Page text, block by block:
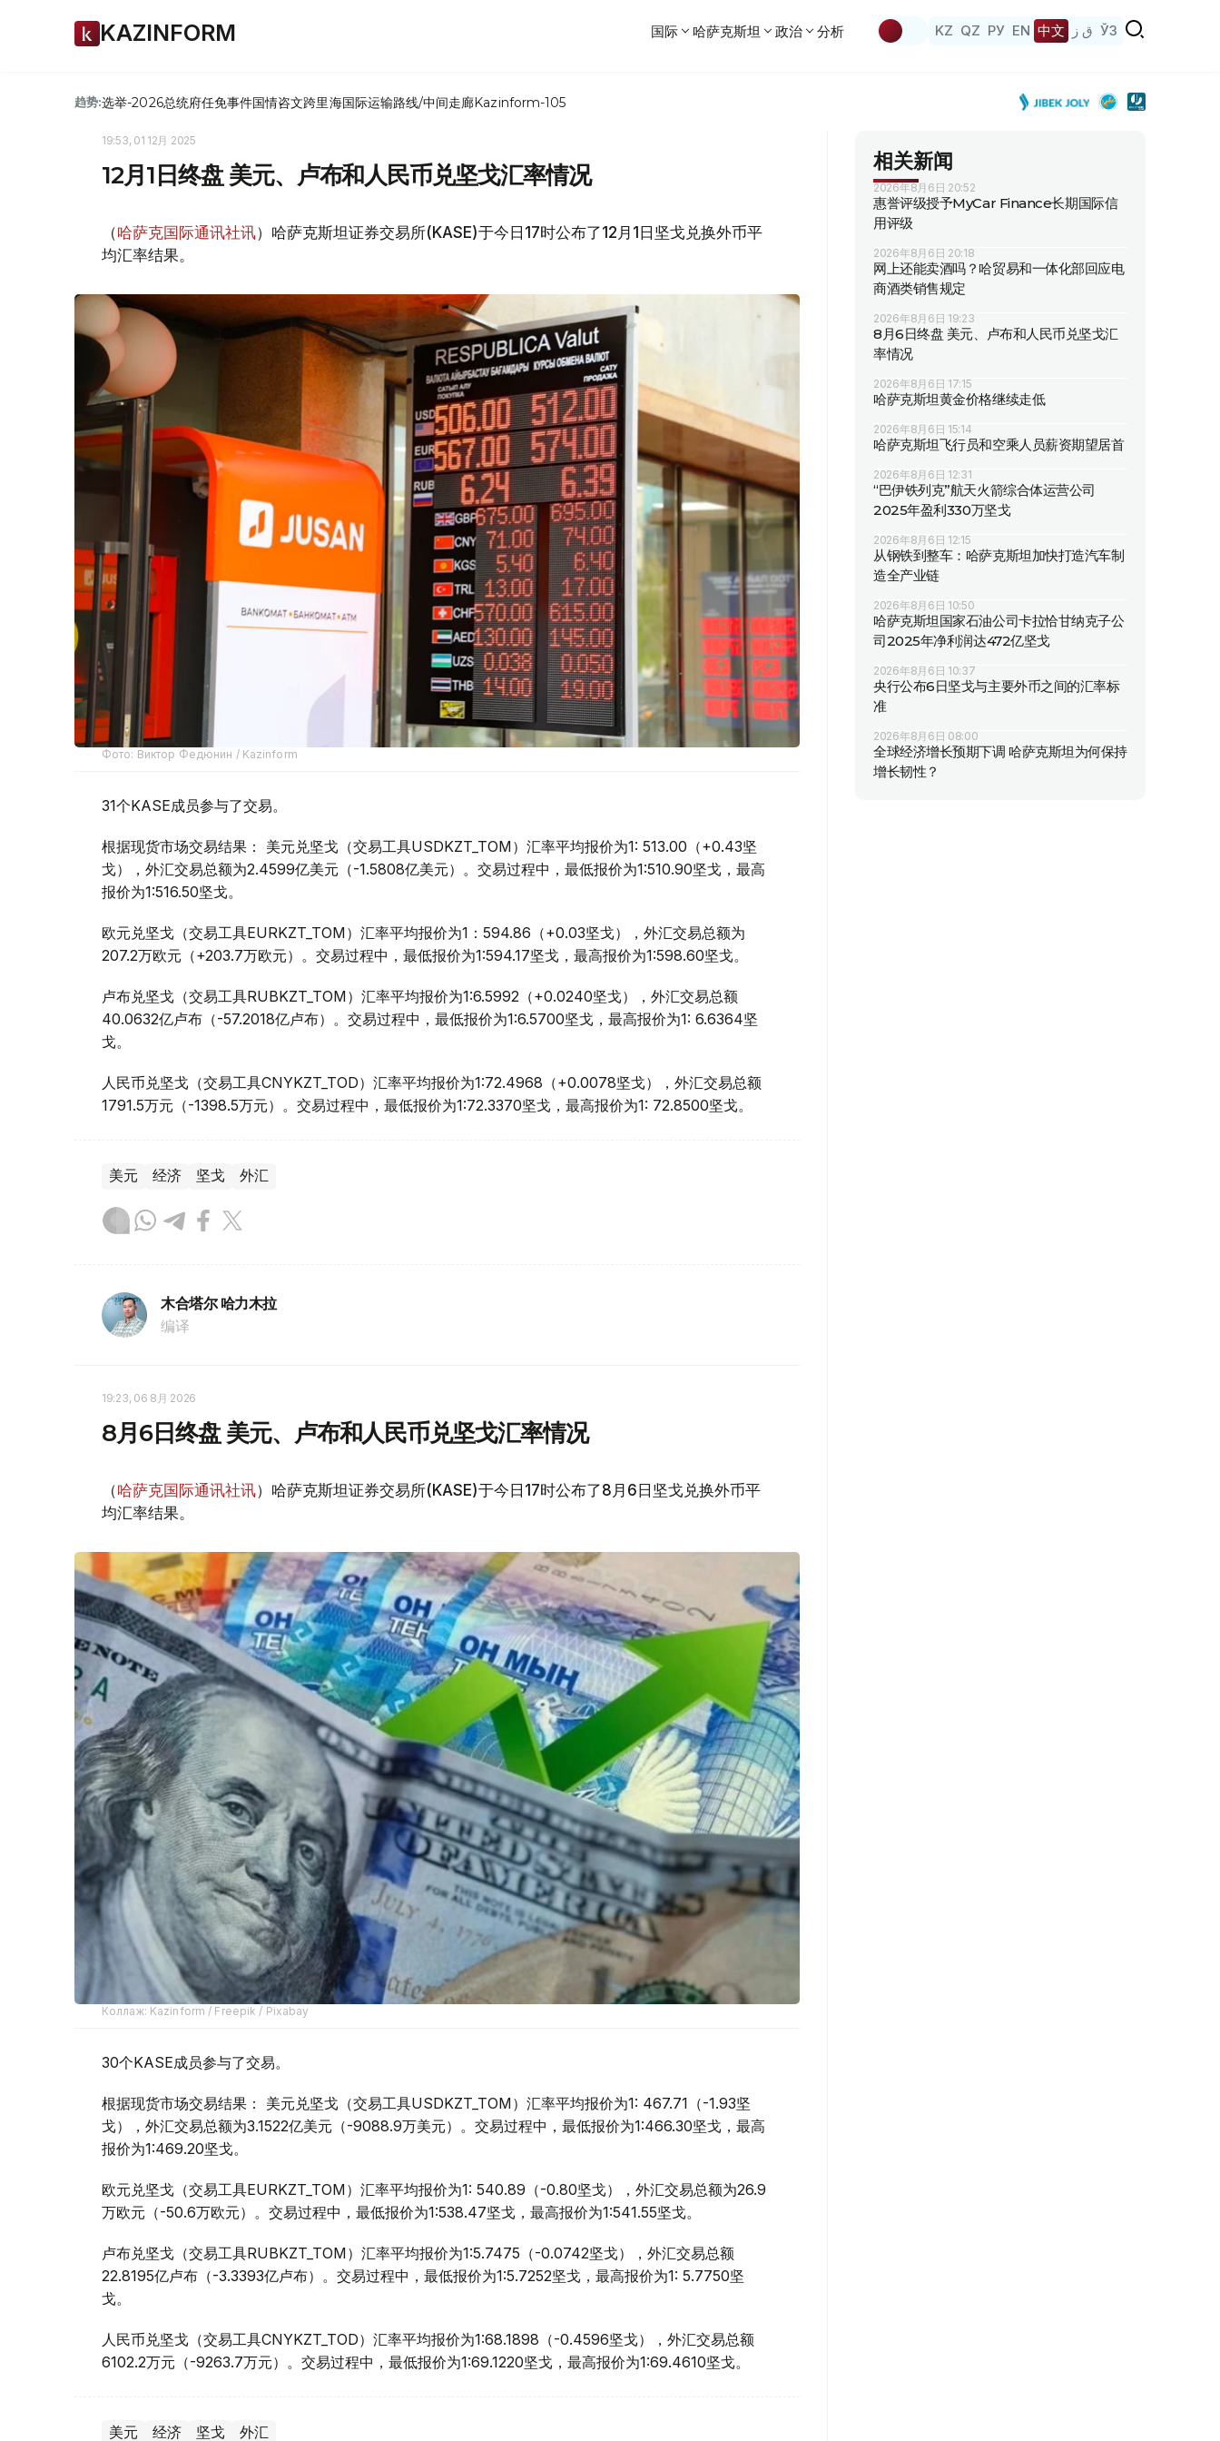
KAZINFORM 国际 哈萨克斯坦 政治 分析 KZ QZ РУ EN 中文 ق ز ЎЗ
趋势:选举-2026总统府任免事件国情咨文跨里海国际运输路线/中间走廊Kazinform-105
19:53, 01 12月 2025
12月1日终盘 美元、卢布和人民币兑坚戈汇率情况
（哈萨克国际通讯社讯）哈萨克斯坦证券交易所(KASE)于今日17时公布了12月1日坚戈兑换外币平
均汇率结果。
Фото: Виктор Федюнин / Kazinform
31个KASE成员参与了交易。
根据现货市场交易结果： 美元兑坚戈（交易工具USDKZT_TOM）汇率平均报价为1: 513.00（+0.43坚
戈），外汇交易总额为2.4599亿美元（-1.5808亿美元）。交易过程中，最低报价为1:510.90坚戈，最高
报价为1:516.50坚戈。
欧元兑坚戈（交易工具EURKZT_TOM）汇率平均报价为1：594.86（+0.03坚戈），外汇交易总额为
207.2万欧元（+203.7万欧元）。交易过程中，最低报价为1:594.17坚戈，最高报价为1:598.60坚戈。
卢布兑坚戈（交易工具RUBKZT_TOM）汇率平均报价为1:6.5992（+0.0240坚戈），外汇交易总额
40.0632亿卢布（-57.2018亿卢布）。交易过程中，最低报价为1:6.5700坚戈，最高报价为1: 6.6364坚
戈。
人民币兑坚戈（交易工具CNYKZT_TOD）汇率平均报价为1:72.4968（+0.0078坚戈），外汇交易总额
1791.5万元（-1398.5万元）。交易过程中，最低报价为1:72.3370坚戈，最高报价为1: 72.8500坚戈。
美元 经济 坚戈 外汇
木合塔尔 哈力木拉
编译
19:23, 06 8月 2026
8月6日终盘 美元、卢布和人民币兑坚戈汇率情况
（哈萨克国际通讯社讯）哈萨克斯坦证券交易所(KASE)于今日17时公布了8月6日坚戈兑换外币平
均汇率结果。
Коллаж: Kazinform / Freepik / Pixabay
30个KASE成员参与了交易。
根据现货市场交易结果： 美元兑坚戈（交易工具USDKZT_TOM）汇率平均报价为1: 467.71（-1.93坚
戈），外汇交易总额为3.1522亿美元（-9088.9万美元）。交易过程中，最低报价为1:466.30坚戈，最高
报价为1:469.20坚戈。
欧元兑坚戈（交易工具EURKZT_TOM）汇率平均报价为1: 540.89（-0.80坚戈），外汇交易总额为26.9
万欧元（-50.6万欧元）。交易过程中，最低报价为1:538.47坚戈，最高报价为1:541.55坚戈。
卢布兑坚戈（交易工具RUBKZT_TOM）汇率平均报价为1:5.7475（-0.0742坚戈），外汇交易总额
22.8195亿卢布（-3.3393亿卢布）。交易过程中，最低报价为1:5.7252坚戈，最高报价为1: 5.7750坚
戈。
人民币兑坚戈（交易工具CNYKZT_TOD）汇率平均报价为1:68.1898（-0.4596坚戈），外汇交易总额
6102.2万元（-9263.7万元）。交易过程中，最低报价为1:69.1220坚戈，最高报价为1:69.4610坚戈。
美元 经济 坚戈 外汇
相关新闻
2026年8月6日 20:52
惠誉评级授予MyCar Finance长期国际信
用评级
2026年8月6日 20:18
网上还能卖酒吗？哈贸易和一体化部回应电
商酒类销售规定
2026年8月6日 19:23
8月6日终盘 美元、卢布和人民币兑坚戈汇
率情况
2026年8月6日 17:15
哈萨克斯坦黄金价格继续走低
2026年8月6日 15:14
哈萨克斯坦飞行员和空乘人员薪资期望居首
2026年8月6日 12:31
“巴伊铁列克”航天火箭综合体运营公司
2025年盈利330万坚戈
2026年8月6日 12:15
从钢铁到整车：哈萨克斯坦加快打造汽车制
造全产业链
2026年8月6日 10:50
哈萨克斯坦国家石油公司卡拉恰甘纳克子公
司2025年净利润达472亿坚戈
2026年8月6日 10:37
央行公布6日坚戈与主要外币之间的汇率标
准
2026年8月6日 08:00
全球经济增长预期下调 哈萨克斯坦为何保持
增长韧性？